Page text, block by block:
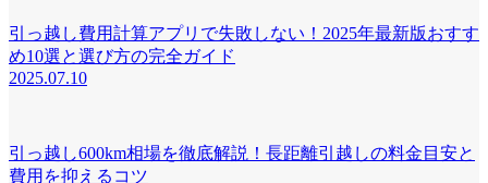
引っ越し費用計算アプリで失敗しない！2025年最新版おすす
め10選と選び方の完全ガイド
2025.07.10
引っ越し600km相場を徹底解説！長距離引越しの料金目安と
費用を抑えるコツ